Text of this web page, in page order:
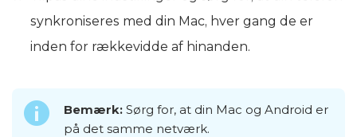
synkroniseres med din Mac, hver gang de er
inden for rækkevidde af hinanden.
Bemærk: Sørg for, at din Mac og Android er
på det samme netværk.